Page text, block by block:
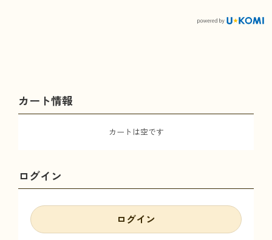
カート情報
カートは空です
ログイン
ログイン